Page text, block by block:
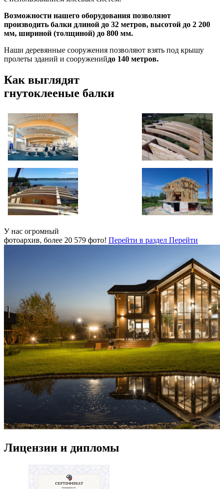
Возможности нашего оборудования позволяют
производить балки длиной до 32 метров, высотой до 2 200
мм, шириной (толщиной) до 800 мм.
Наши деревянные сооружения позволяют взять под крышу
пролеты зданий и сооруженийдо 140 метров.
Как выглядят
гнутоклееные балки
У нас огромный
фотоархив, более 20 579 фото! Перейти в раздел Перейти
Лицензии и дипломы